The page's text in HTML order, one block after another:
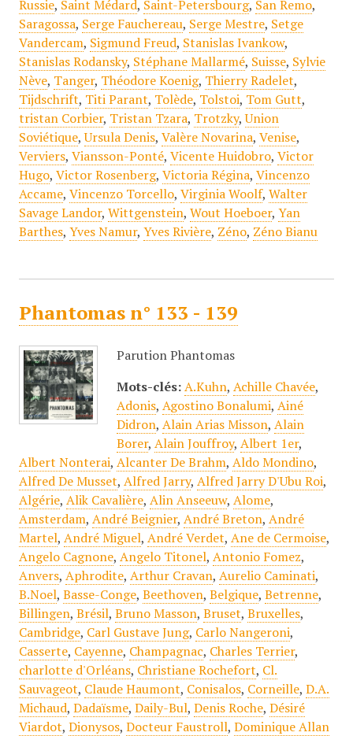
Russie, Saint Médard, Saint-Petersbourg, San Remo,
Saragossa, Serge Fauchereau, Serge Mestre, Setge
Vandercam, Sigmund Freud, Stanislas Ivankow,
Stanislas Rodansky, Stéphane Mallarmé, Suisse, Sylvie
Nève, Tanger, Théodore Koenig, Thierry Radelet,
Tijdschrift, Titi Parant, Tolède, Tolstoi, Tom Gutt,
tristan Corbier, Tristan Tzara, Trotzky,Union
Soviétique,Ursula Denis, Valère Novarina, Venise,
Verviers, Viansson-Ponté, Vicente Huidobro, Victor
Hugo, Victor Rosenberg, Victoria Régina, Vincenzo
Accame, Vincenzo Torcello, Virginia Woolf, Walter
Savage Landor, Wittgenstein, Wout Hoeboer, Yan
Barthes, Yves Namur, Yves Rivière, Zéno, Zéno Bianu
Phantomas n° 133 - 139
Parution Phantomas
Mots-clés: A.Kuhn, Achille Chavée,
Adonis, Agostino Bonalumi, Ainé
Didron, Alain Arias Misson, Alain
Borer, Alain Jouffroy, Albert 1er,
Albert Nonterai, Alcanter De Brahm, Aldo Mondino,
Alfred De Musset, Alfred Jarry, Alfred Jarry D'Ubu Roi,
Algérie, Alik Cavalière, Alin Anseeuw, Alome,
Amsterdam, André Beignier, André Breton, André
Martel, André Miguel, André Verdet, Ane de Cermoise,
Angelo Cagnone, Angelo Titonel, Antonio Fomez,
Anvers, Aphrodite, Arthur Cravan, Aurelio Caminati,
B.Noel, Basse-Conge, Beethoven, Belgique, Betrenne,
Billingen, Brésil, Bruno Masson, Bruset, Bruxelles,
Cambridge, Carl Gustave Jung, Carlo Nangeroni,
Casserte, Cayenne, Champagnac, Charles Terrier,
charlotte d'Orléans, Christiane Rochefort, Cl.
Sauvageot, Claude Haumont, Conisalos, Corneille, D.A.
Michaud, Dadaïsme, Daily-Bul, Denis Roche, Désiré
Viardot, Dionysos, Docteur Faustroll, Dominique Allan